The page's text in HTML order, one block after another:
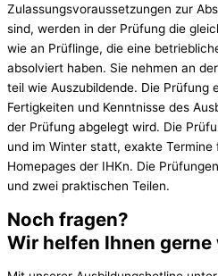
Zulassungsvoraussetzungen zur
sind, werden in der Prüfung die
wie an Prüflinge, die eine
absolviert haben. Sie nehmen an
teil wie Auszubildende. Die Prüfung
Fertigkeiten und Kenntnisse des
der Prüfung abgelegt wird. Die
und im Winter statt, exakte Termine
Homepages der IHKn. Die
und zwei praktischen Teilen.
Noch fragen?
Wir helfen Ihnen gerne